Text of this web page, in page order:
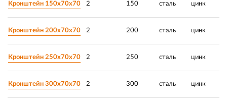
Кронштейн 150х70х70 2 150 сталь цинк
Кронштейн 200х70х70 2 200 сталь цинк
Кронштейн 250х70х70 2 250 сталь цинк
Кронштейн 300х70х70 2 300 сталь цинк